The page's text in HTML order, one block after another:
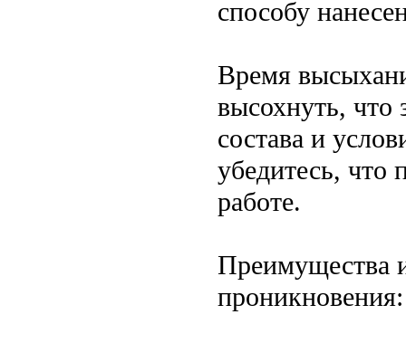
способу
Время
высохнуть, что
состава и
убедитесь, что
работе.
Преимущества
проникновения: